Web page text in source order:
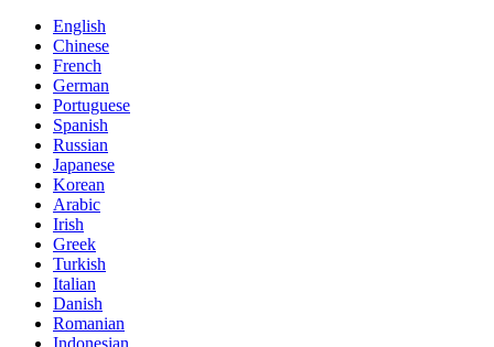
English
Chinese
French
German
Portuguese
Spanish
Russian
Japanese
Korean
Arabic
Irish
Greek
Turkish
Italian
Danish
Romanian